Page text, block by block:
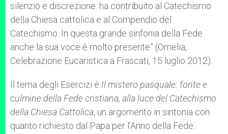
silenzio e discrezione: ha contribuito al Catechismo
della Chiesa cattolica e al Compendio del
Catechismo. In questa grande sinfonia della Fede
anche la sua voce è molto presente” (Omelia,
Celebrazione Eucaristica a Frascati, 15 luglio 2012).
Il tema degli Esercizi è Il mistero pasquale: fonte e
culmine della Fede cristiana, alla luce del Catechismo
della Chiesa Cattolica, un argomento in sintonia con
quanto richiesto dal Papa per l’Anno della Fede.